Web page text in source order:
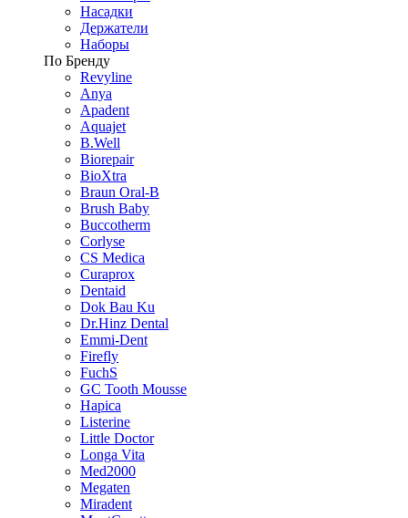
Насадки
Держатели
Наборы
По Бренду
Revyline
Anya
Apadent
Aquajet
B.Well
Biorepair
BioXtra
Braun Oral-B
Brush Baby
Buccotherm
Corlyse
CS Medica
Curaprox
Dentaid
Dok Bau Ku
Dr.Hinz Dental
Emmi-Dent
Firefly
FuchS
GC Tooth Mousse
Hapica
Listerine
Little Doctor
Longa Vita
Med2000
Megaten
Miradent